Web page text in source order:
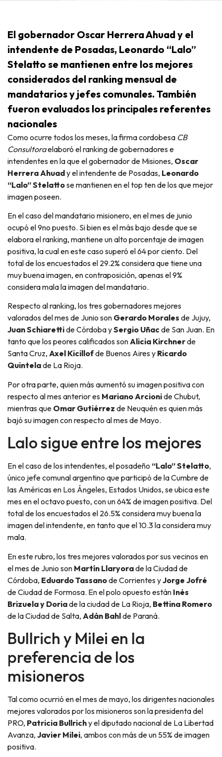
El gobernador Oscar Herrera Ahuad y el
intendente de Posadas, Leonardo “Lalo”
Stelatto se mantienen entre los mejores
considerados del ranking mensual de
mandatarios y jefes comunales. También
fueron evaluados los principales referentes
nacionales
Como ocurre todos los meses, la firma cordobesa CB
Consultoraelaboró el ranking de gobernadores e
intendentes en la que el gobernador de Misiones, Oscar
Herrera Ahuady el intendente de Posadas, Leonardo
“Lalo” Stelattose mantienen en el top ten de los que mejor
imagen poseen.
En el caso del mandatario misionero, en el mes de junio
ocupó el 9no puesto. Si bien es el más bajo desde que se
elabora el ranking, mantiene un alto porcentaje de imagen
positiva, la cual en este caso superó el 64 por ciento. Del
total de los encuestados el 29.2% considera que tiene una
muy buena imagen, en contraposición, apenas el 9%
considera mala la imagen del mandatario.
Respecto al ranking, los tres gobernadores mejores
valorados del mes de Junio son Gerardo Morales de Jujuy,
Juan Schiarettide Córdoba ySergio Uñacde San Juan. En
tanto que los peores calificados sonAlicia Kirchnerde
Santa Cruz, Axel Kicillofde Buenos Aires y Ricardo
Quintelade La Rioja.
Por otra parte, quien más aumentó su imagen positiva con
respecto al mes anterior es Mariano Arcionide Chubut,
mientras que Omar Gutiérrez de Neuquén es quien más
bajó su imagen con respecto al mes de Mayo.
Lalo sigue entre los mejores
En el caso de los intendentes, el posadeño “Lalo” Stelatto,
único jefe comunal argentino que participó de la Cumbre de
las Américas en Los Ángeles, Estados Unidos, se ubica este
mes en el octavo puesto, con un 64% de imagen positiva. Del
total de los encuestados el 26.5% considera muy buena la
imagen del intendente, en tanto que el 10.3 la considera muy
mala.
En este rubro, los tres mejores valorados por sus vecinos en
el mes de Junio son Martín Llaryorade la Ciudad de
Córdoba, Eduardo Tassanode Corrientes yJorge Jofré
de Ciudad de Formosa. En el polo opuesto están Inés
Brizuela y Doriade la ciudad de La Rioja, Bettina Romero
de la Ciudad de Salta, Adán Bahlde Paraná.
Bullrich y Milei en la
preferencia de los
misioneros
Tal como ocurrió en el mes de mayo, los dirigentes nacionales
mejores valorados por los misioneros son la presidenta del
PRO, Patricia Bullrichy el diputado nacional de La Libertad
Avanza, Javier Milei, ambos con más de un 55% de imagen
positiva.